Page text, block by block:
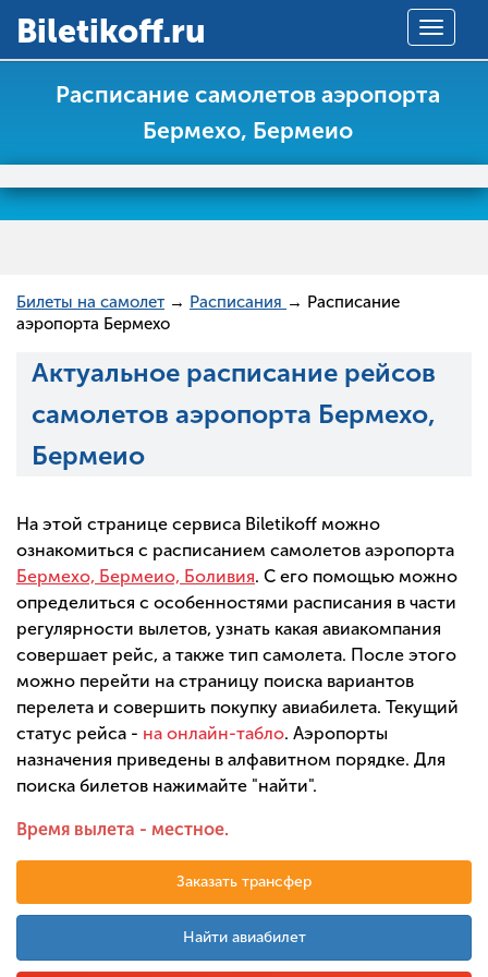
Toggle
Вiletikoff.ru
Расписание самолетов аэропорта
Бермехо, Бермеио
Билеты на самолет → Расписания → Расписание
аэропорта Бермехо
Актуальное расписание рейсов
самолетов аэропорта Бермехо,
Бермеио
На этой странице сервиса Biletikoff можно
ознакомиться с расписанием самолетов аэропорта
Бермехо, Бермеио, Боливия. С его помощью можно
определиться с особенностями расписания в части
регулярности вылетов, узнать какая авиакомпания
совершает рейс, а также тип самолета. После этого
можно перейти на страницу поиска вариантов
перелета и совершить покупку авиабилета. Текущий
статус рейса - на онлайн-табло. Аэропорты
назначения приведены в алфавитном порядке. Для
поиска билетов нажимайте "найти".
Время вылета - местное.
Заказать трансфер
Найти авиабилет